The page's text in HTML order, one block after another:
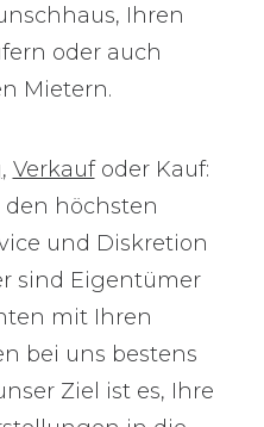
Ihren
oder auch
Mietern.
, Verkaufoder Kauf:
höchsten
und Diskretion
sind Eigentümer
mit Ihren
bei uns bestens
Ziel ist es, Ihre